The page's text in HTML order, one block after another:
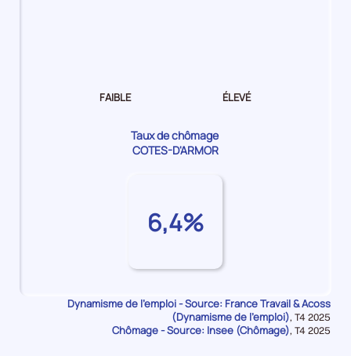
FAIBLE ÉLEVÉ
Taux de chômage
COTES-D'ARMOR
6,4%
Dynamisme de l'emploi - Source: France Travail & Acoss
(Dynamisme de l'emploi), Données
pour
T4 2025
Chômage - Source: Insee (Chômage), Données
T4 2025